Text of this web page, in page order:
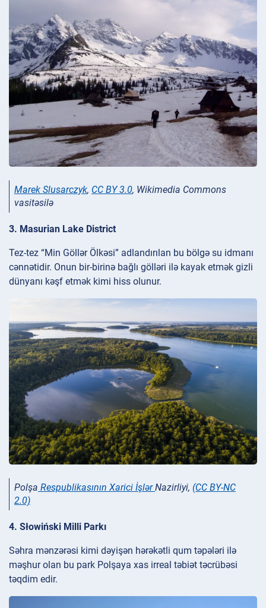
Marek Slusarczyk, CC BY 3.0, Wikimedia Commons
vasitəsilə
3. Masurian Lake District
Tez-tez “Min Göllər Ölkəsi” adlandırılan bu bölgə su idmanı
cənnətidir. Onun bir-birinə bağlı gölləri ilə kayak etmək gizli
dünyanı kəşf etmək kimi hiss olunur.
Polşa Respublikasının Xarici İşlərNazirliyi, (CC BY-NC
2.0)
4. Słowiński Milli Parkı
Səhra mənzərəsi kimi dəyişən hərəkətli qum təpələri ilə
məşhur olan bu park Polşaya xas irreal təbiət təcrübəsi
təqdim edir.